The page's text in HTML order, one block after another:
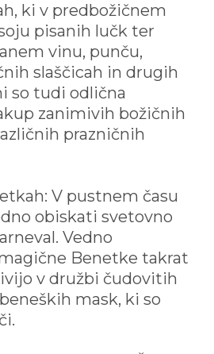
ki v predbožičnem
pisanih lučk ter
vinu, punču,
slaščicah in drugih
so tudi odlična
zanimivih božičnih
prazničnih
V pustnem času
obiskati svetovno
Vedno
Benetke takrat
v družbi čudovitih
mask, ki so